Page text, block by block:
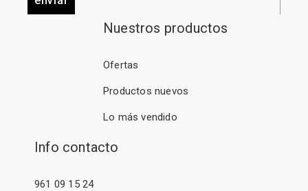
Nuestros productos
Ofertas
Productos nuevos
Lo más vendido
Info contacto
961 09 15 24